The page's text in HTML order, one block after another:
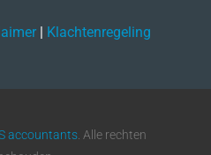
| Klachtenregeling
accountants . Alle rechten